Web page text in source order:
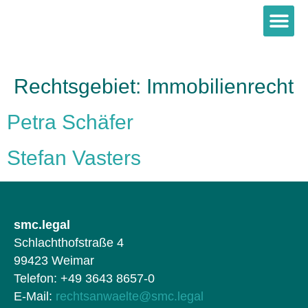
Rechtsgebiet: Immobilienrecht
Petra Schäfer
Stefan Vasters
smc.legal
Schlachthofstraße 4
99423 Weimar
Telefon: +49 3643 8657-0
E-Mail: rechtsanwaelte@smc.legal